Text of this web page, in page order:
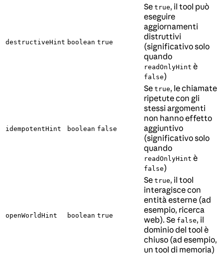
destructiveHint boolean true
Se true, il tool può
eseguire
aggiornamenti
distruttivi
(significativo solo
quando
readOnlyHint è
false)
idempotentHint boolean false
Se true, le chiamate
ripetute con gli
stessi argomenti
non hanno effetto
aggiuntivo
(significativo solo
quando
readOnlyHint è
false)
openWorldHint boolean true
Se true, il tool
interagisce con
entità esterne (ad
esempio, ricerca
web). Se false, il
dominio del tool è
chiuso (ad esempio,
un tool di memoria)